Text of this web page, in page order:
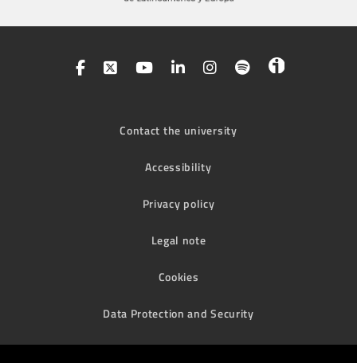
Contact the university
Accessibility
Privacy policy
Legal note
Cookies
Data Protection and Security